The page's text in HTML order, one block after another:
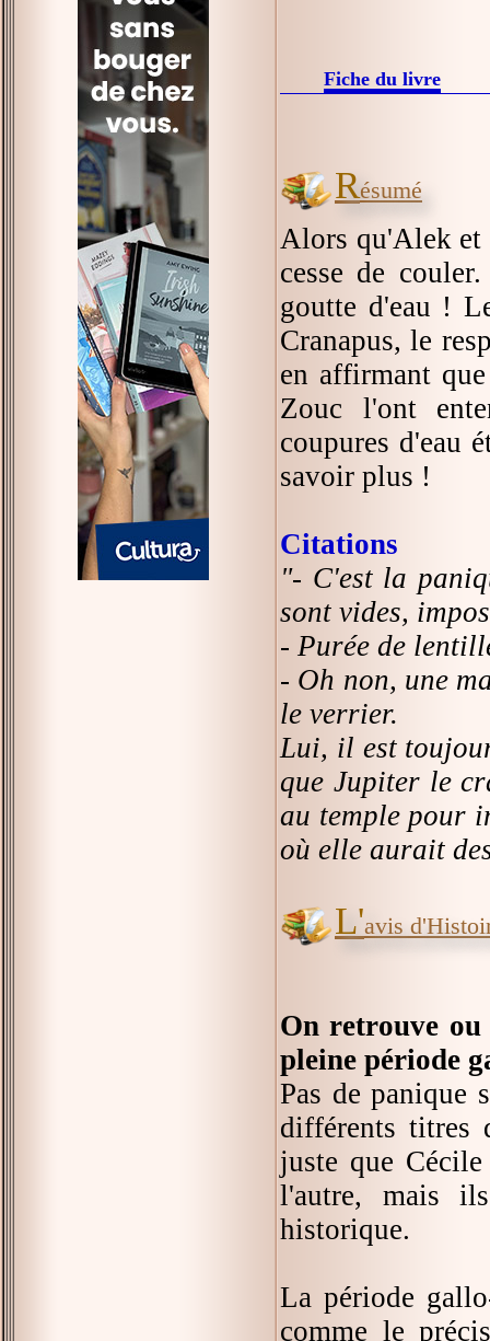
Fiche du livre
Résumé
Alors qu'Alek et
cesse de
goutte d'eau !
Cranapus, le
en affirmant
Zouc l'ont
coupures d'eau
savoir plus !
Citations
"- C'est la
sont vides,
- Purée de
- Oh non, une
le verrier.
Lui, il est
que Jupiter le
au temple pour
où elle aurait
L'avis
On retrouve
pleine période
Pas de panique
différents titres
juste que
l'autre, mais
historique.
La période
comme le